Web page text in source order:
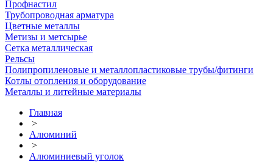
Профнастил
Трубопроводная арматура
Цветные металлы
Метизы и метсырье
Сетка металлическая
Рельсы
Полипропиленовые и металлопластиковые трубы/фитинги
Котлы отопления и оборудование
Металлы и литейные материалы
Главная
>
Алюминий
>
Алюминиевый уголок